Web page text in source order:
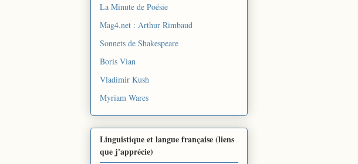
La Minute de Poésie
Mag4.net : Arthur Rimbaud
Sonnets de Shakespeare
Boris Vian
Vladimir Kush
Myriam Wares
Linguistique et langue française (liens
que j'apprécie)